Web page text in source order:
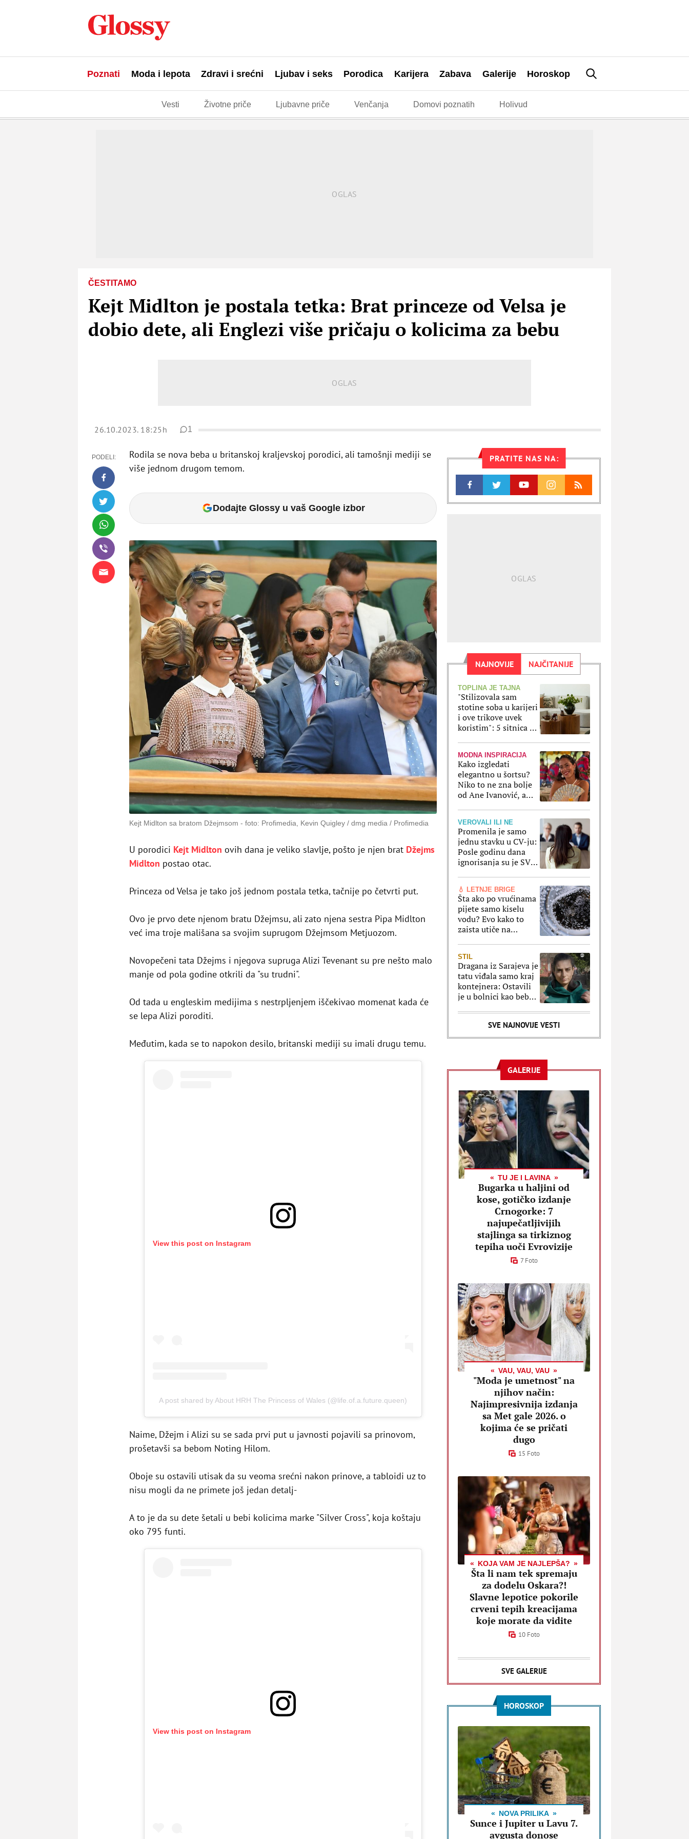
Poznati Moda i lepota Zdravi i srećni Ljubav i seks Porodica Karijera Zabava Galerije Horoskop
Vesti Životne priče Ljubavne priče Venčanja Domovi poznatih Holivud
ČESTITAMO
Kejt Midlton je postala tetka: Brat princeze od Velsa je
dobio dete, ali Englezi više pričaju o kolicima za bebu
26.10.2023. 18:25h 1
PODELI:
Rodila se nova beba u britanskoj kraljevskoj porodici, ali tamošnji mediji se
više jednom drugom temom.
Dodajte Glossy u vaš Google izbor
Kejt Midlton sa bratom Džejmsom foto: Profimedia, Kevin Quigley / dmg media / Profimedia
U porodici Kejt Midlton ovih dana je veliko slavlje, pošto je njen brat Džejms
Midlton postao otac.
Princeza od Velsa je tako još jednom postala tetka, tačnije po četvrti put.
Ovo je prvo dete njenom bratu Džejmsu, ali zato njena sestra Pipa Midlton
već ima troje mališana sa svojim suprugom Džejmsom Metjuozom.
Novopečeni tata Džejms i njegova supruga Alizi Tevenant su pre nešto malo
manje od pola godine otkrili da "su trudni".
Od tada u engleskim medijima s nestrpljenjem iščekivao momenat kada će
se lepa Alizi poroditi.
Međutim, kada se to napokon desilo, britanski mediji su imali drugu temu.
View this post on Instagram
A post shared by About HRH The Princess of Wales (@life.of.a.future.queen)
Naime, Džejm i Alizi su se sada prvi put u javnosti pojavili sa prinovom,
prošetavši sa bebom Noting Hilom.
Oboje su ostavili utisak da su veoma srećni nakon prinove, a tabloidi uz to
nisu mogli da ne primete još jedan detalj-
A to je da su dete šetali u bebi kolicima marke "Silver Cross", koja koštaju
oko 795 funti.
View this post on Instagram
PRATITE NAS NA:
NAJNOVIJE NAJČITANIJE
TOPLINA JE TAJNA
"Stilizovala sam
stotine soba u karijeri
i ove trikove uvek
koristim": 5 sitnica uz
MODNA INSPIRACIJA
Kako izgledati
elegantno u šortsu?
Niko to ne zna bolje
od Ane Ivanović, a
VEROVALI ILI NE
Promenila je samo
jednu stavku u CV-ju:
Posle godinu dana
ignorisanja su je SVI
💧 LETNJE BRIGE
Šta ako po vrućinama
pijete samo kiselu
vodu? Evo kako to
zaista utiče na
STIL
Dragana iz Sarajeva je
tatu viđala samo kraj
kontejnera: Ostavili
je u bolnici kao bebu,
godina srela majku
rekla je - e sad će
osveta
SVE NAJNOVIJE VESTI
GALERIJE
TU JE I LAVINA
Bugarka u haljini od
kose, gotičko izdanje
Crnogorke: 7
najupečatljivijih
stajlinga sa tirkiznog
tepiha uoči Evrovizije
7 Foto
VAU, VAU, VAU
"Moda je umetnost" na
njihov način:
Najimpresivnija izdanja
sa Met gale 2026. o
kojima će se pričati
dugo
15 Foto
KOJA VAM JE NAJLEPŠA?
Šta li nam tek spremaju
za dodelu Oskara?!
Slavne lepotice pokorile
crveni tepih kreacijama
koje morate da vidite
10 Foto
SVE GALERIJE
HOROSKOP
NOVA PRILIKA
Sunce i Jupiter u Lavu 7.
avgusta donose